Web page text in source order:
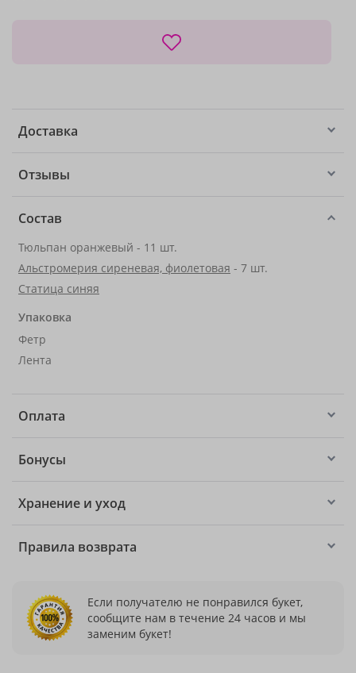
Доставка
Отзывы
Состав
Тюльпан оранжевый - 11 шт.
Альстромерия сиреневая, фиолетовая - 7 шт.
Статица синяя
Упаковка
Фетр
Лента
Оплата
Бонусы
Хранение и уход
Правила возврата
Если получателю не понравился букет,
сообщите нам в течение 24 часов и мы
заменим букет!